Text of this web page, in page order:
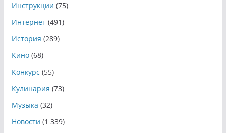
Инструкции (75)
Интернет(491)
История (289)
Кино(68)
Конкурс (55)
Кулинария (73)
Музыка (32)
Новости (1 339)